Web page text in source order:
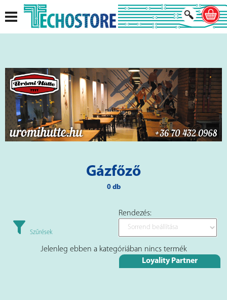
Gázfőző
0 db
Szűrések
Rendezés:
Jelenleg ebben a kategóriában nincs termék
Loyality Partner